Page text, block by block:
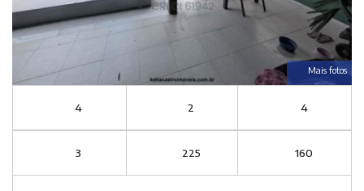
Mais fotos
4 2 4
3 225 160